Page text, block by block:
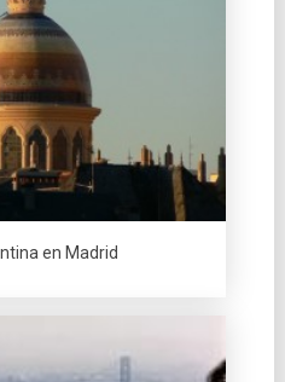
en Madrid